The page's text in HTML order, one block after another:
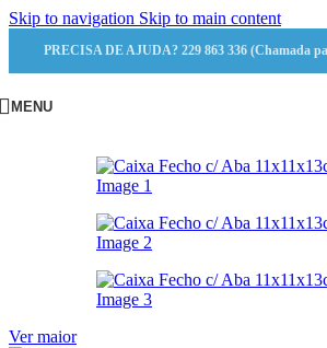
Skip to navigation Skip to main content
PRECISA DE AJUDA? 229 863 336 (Chamada
MENU
Ver maior